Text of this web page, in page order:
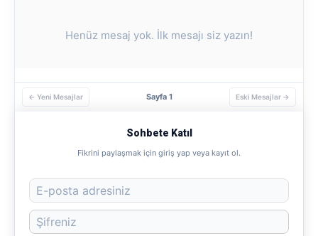
Henüz mesaj yok. İlk mesajı siz yazın!
← Yeni Mesajlar Sayfa 1 Eski Mesajlar →
Sohbete Katıl
Fikrini paylaşmak için giriş yap veya kayıt ol.